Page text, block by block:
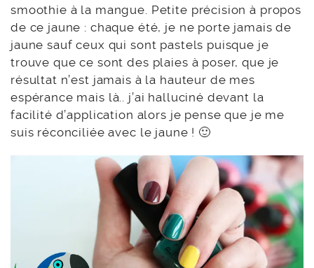
smoothie à la mangue. Petite précision à propos
de ce jaune : chaque été, je ne porte jamais de
jaune sauf ceux qui sont pastels puisque je
trouve que ce sont des plaies à poser, que je
résultat n’est jamais à la hauteur de mes
espérance mais là.. j’ai halluciné devant la
facilité d’application alors je pense que je me
suis réconciliée avec le jaune ! 🙂